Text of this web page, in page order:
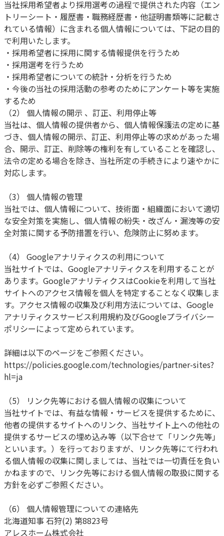
当社採用希望者より採用選考の過程で提供された内容（エン
トリーシート・履歴書・職務経歴書・他証明書類等に記載さ
れている情報）に含まれる個人情報については、下記の目的
で利用いたします。
・採用希望者に採用に関する情報提供を行うため
・採用選考を行うため
・採用希望者についての統計・分析を行うため
・今後の当社の採用活動の参考のためにアンケート等を実施
するため
（2） 個人情報の開示 、訂正、利用停止等
当社は、個人情報の提供者から、個人情報保護法の定めに基
づき、個人情報の開示、訂正、利用停止等の求めがあった場
合、開示、訂正、削除等の権利を有していることを確認し、
法令の定める場合を除き、当社所定の手続きにより速やかに
対応します。
（3） 個人情報の管理
当社では、個人情報について、技術面・組織面において適切
な安全対策を実施し、個人情報の紛失・改ざん・漏洩等の安
全対策に関する予防措置を行い、危険防止に努めます。
（4） Googleアナリティクスの利用について
当社サイトでは、Googleアナリティクスを利用することが
あります。GoogleアナリティクスはCookieを利用して当社
サイトへのアクセス情報を個人を特定することなく収集しま
す。アクセス情報の収集及び利用方法については、Google
アナリティクスサービス利用規約及びGoogleプライバシー
ポリシーによって定められています。
詳細は以下のページをご参照ください。
https://policies.google.com/technologies/partner-sites?
hl=ja
（5） リンク先等における個人情報の収集について
当社サイトでは、有益な情報・サービスを提供するために、
他者の提供するサイトへのリンク、当社サイト上への他社の
提供するサービスの埋め込み等（以下合せて「リンク先等」
といいます。）を行っておりますが、リンク先等にて行われ
る個人情報の収集に関しましては、当社では一切責任を負い
かねますので、リンク先等における個人情報の取扱に関する
方針を必ずご参照ください。
（6） 個人情報管理についての連絡先
北海道知事 石狩(2) 第8823号
アレスホーム株式会社